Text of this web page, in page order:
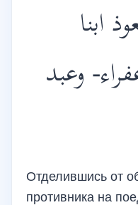
ابنا
وعبد
Отделившись от
противника на